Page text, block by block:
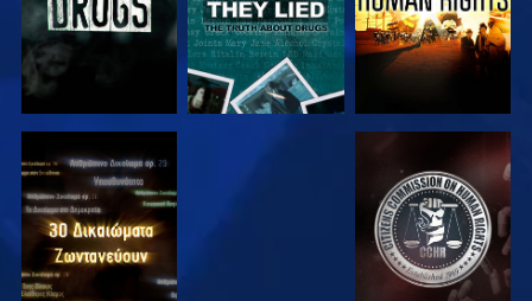
ΠΑΡΑΚΟΛΟΥΘΗΣΤΕ ΠΑΡΑΚΟΛΟΥΘΗΣΤΕ